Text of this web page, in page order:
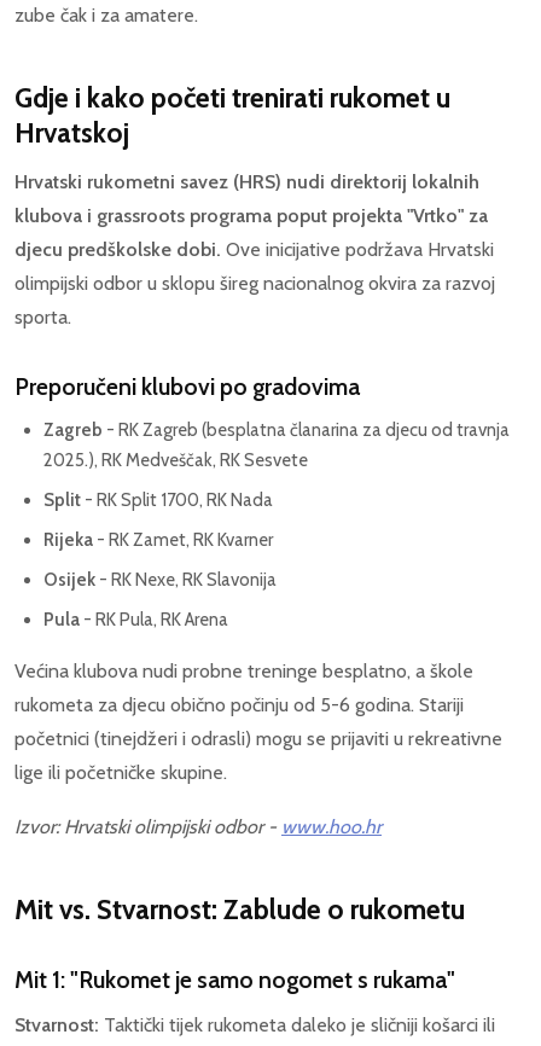
zube čak i za amatere.
Gdje i kako početi trenirati rukomet u
Hrvatskoj
Hrvatski rukometni savez (HRS) nudi direktorij lokalnih
klubova i grassroots programa poput projekta "Vrtko" za
djecu predškolske dobi. Ove inicijative podržava Hrvatski
olimpijski odbor u sklopu šireg nacionalnog okvira za razvoj
sporta.
Preporučeni klubovi po gradovima
Zagreb - RK Zagreb (besplatna članarina za djecu od travnja
2025.), RK Medveščak, RK Sesvete
Split - RK Split 1700, RK Nada
Rijeka - RK Zamet, RK Kvarner
Osijek - RK Nexe, RK Slavonija
Pula - RK Pula, RK Arena
Većina klubova nudi probne treninge besplatno, a škole
rukometa za djecu obično počinju od 5-6 godina. Stariji
početnici (tinejdžeri i odrasli) mogu se prijaviti u rekreativne
lige ili početničke skupine.
Izvor: Hrvatski olimpijski odbor - www.hoo.hr
Mit vs. Stvarnost: Zablude o rukometu
Mit 1: "Rukomet je samo nogomet s rukama"
Stvarnost: Taktički tijek rukometa daleko je sličniji košarci ili